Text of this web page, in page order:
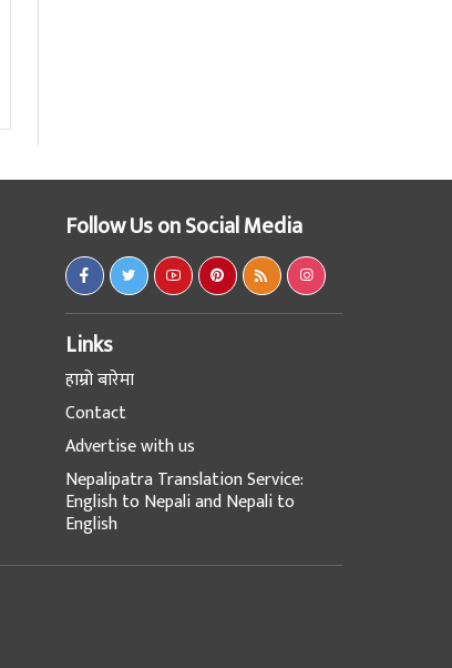
Follow Us on Social Media
Links
हाम्रो बारेमा
Contact
Advertise with us
Nepalipatra Translation Service:
English to Nepali and Nepali to
English